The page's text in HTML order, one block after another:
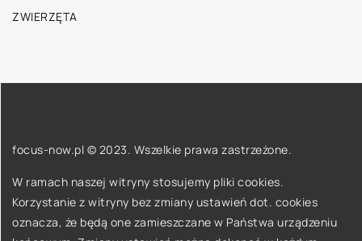
ZWIERZĘTA
focus-now.pl © 2023. Wszelkie prawa zastrzeżone.
W ramach naszej witryny stosujemy pliki cookies.
Korzystanie z witryny bez zmiany ustawień dot. cookies
oznacza, że będą one zamieszczane w Państwa urządzeniu